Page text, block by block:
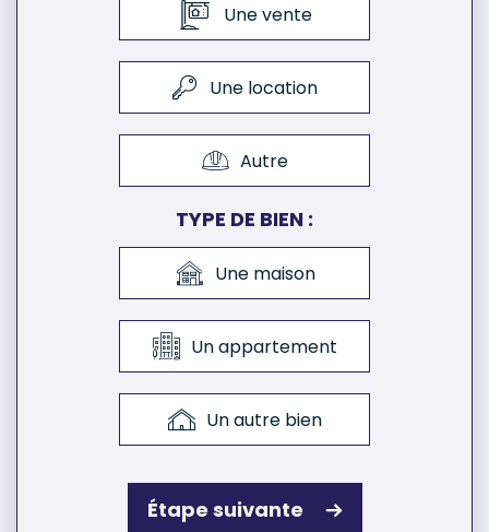
Une vente
Une location
Autre
TYPE DE BIEN :
Une maison
Un appartement
Un autre bien
Étape suivante